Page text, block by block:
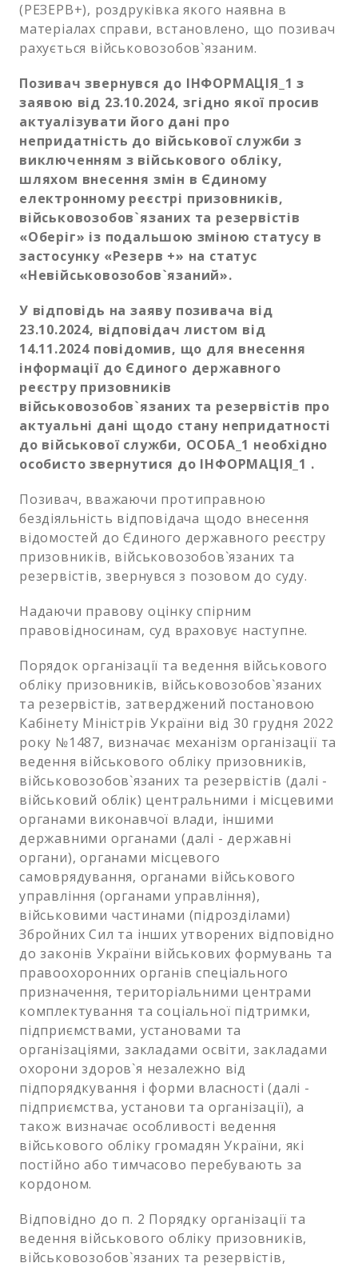
(РЕЗЕРВ+), роздруківка якого наявна в
матеріалах справи, встановлено, що позивач
рахується військовозобов`язаним.
Позивач звернувся до ІНФОРМАЦІЯ_1 з
заявою від 23.10.2024, згідно якої просив
актуалізувати його дані про
непридатність до військової служби з
виключенням з військового обліку,
шляхом внесення змін в Єдиному
електронному реєстрі призовників,
військовозобов`язаних та резервістів
«Оберіг» із подальшою зміною статусу в
застосунку «Резерв +» на статус
«Невійськовозобов`язаний».
У відповідь на заяву позивача від
23.10.2024, відповідач листом від
14.11.2024 повідомив, що для внесення
інформації до Єдиного державного
реєстру призовників
військовозобов`язаних та резервістів про
актуальні дані щодо стану непридатності
до військової служби, ОСОБА_1 необхідно
особисто звернутися до ІНФОРМАЦІЯ_1 .
Позивач, вважаючи протиправною
бездіяльність відповідача щодо внесення
відомостей до Єдиного державного реєстру
призовників, військовозобов`язаних та
резервістів, звернувся з позовом до суду.
Надаючи правову оцінку спірним
правовідносинам, суд враховує наступне.
Порядок організації та ведення військового
обліку призовників, військовозобов`язаних
та резервістів, затверджений постановою
Кабінету Міністрів України від 30 грудня 2022
року №1487, визначає механізм організації та
ведення військового обліку призовників,
військовозобов`язаних та резервістів (далі -
військовий облік) центральними і місцевими
органами виконавчої влади, іншими
державними органами (далі - державні
органи), органами місцевого
самоврядування, органами військового
управління (органами управління),
військовими частинами (підрозділами)
Збройних Сил та інших утворених відповідно
до законів України військових формувань та
правоохоронних органів спеціального
призначення, територіальними центрами
комплектування та соціальної підтримки,
підприємствами, установами та
організаціями, закладами освіти, закладами
охорони здоров`я незалежно від
підпорядкування і форми власності (далі -
підприємства, установи та організації), а
також визначає особливості ведення
військового обліку громадян України, які
постійно або тимчасово перебувають за
кордоном.
Відповідно до п. 2 Порядку організації та
ведення військового обліку призовників,
військовозобов`язаних та резервістів,